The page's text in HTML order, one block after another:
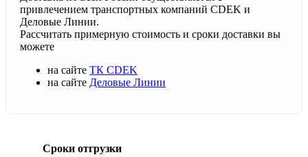
привлечением транспортных компаний CDEK и
Деловые Линии.
Рассчитать примерную стоимость и сроки доставки вы
можете
на сайте ТК CDEK
на сайте Деловые Линии
Сроки отгрузки